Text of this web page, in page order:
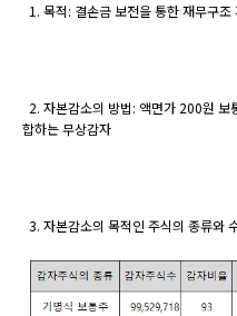
1 . 목적: 결손금 보전을 통한 재무구조
2. 자본감소의 방법: 액면가 200원
합하는 무상감자
3. 자본감소의 목적인 주식의 종류와